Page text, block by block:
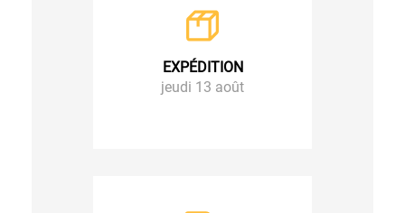
EXPÉDITION
jeudi 13 août